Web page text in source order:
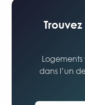
Logements
dans l’un